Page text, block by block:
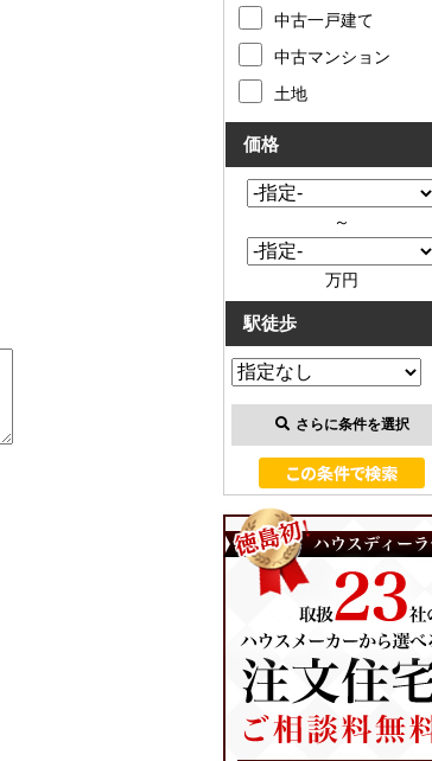
中古一戸建て
中古マンション
土地
価格
～
万円
駅徒歩
さらに条件を選択